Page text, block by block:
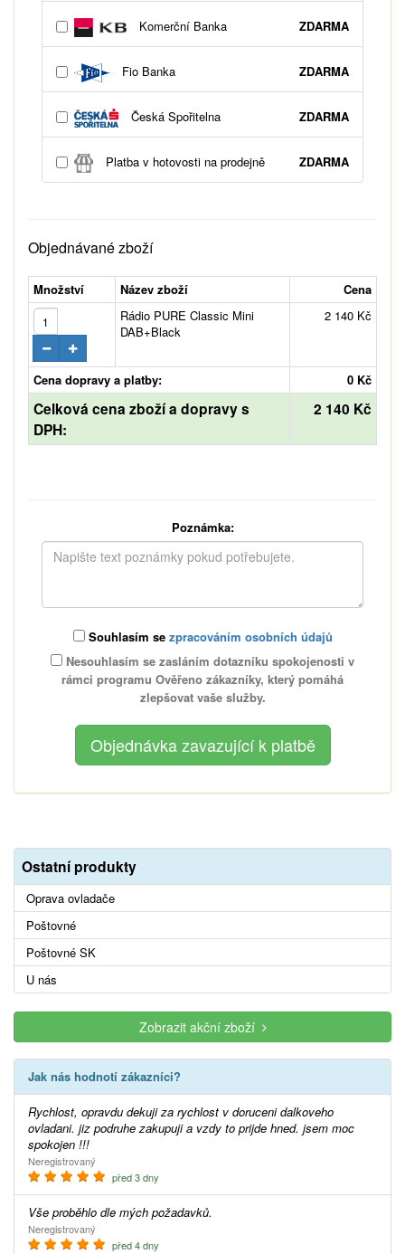
Komerční Banka ZDARMA
Fio Banka ZDARMA
Česká Spořitelna ZDARMA
Platba v hotovosti na prodejně ZDARMA
Objednávané zboží
Množství Název zboží
Cena
Rádio PURE Classic Mini
DAB+Black
2 140 Kč
Cena dopravy a platby: 0 Kč
Celková cena zboží a dopravy s
DPH:
2 140 Kč
Poznámka:
Souhlasím se zpracováním osobních údajů
Nesouhlasím se zasláním dotazníku spokojenosti v
rámci programu Ověřeno zákazníky, který pomáhá
zlepšovat vaše služby.
Ostatní produkty
Oprava ovladače
Poštovné
Poštovné SK
U nás
Zobrazit akční zboží
Jak nás hodnotí zákazníci?
Rychlost, opravdu dekuji za rychlost v doruceni dalkoveho
ovladani. jiz podruhe zakupuji a vzdy to prijde hned. jsem moc
spokojen !!!
Neregistrovaný
před 3 dny
Vše proběhlo dle mých požadavků.
Neregistrovaný
před 4 dny